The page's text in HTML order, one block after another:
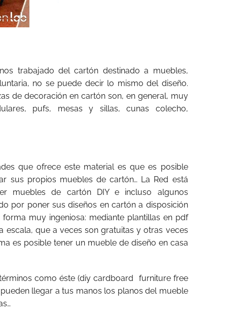
trabajado del cartón destinado a muebles,
no se puede decir lo mismo del diseño.
de decoración en cartón son, en general, muy
pufs, mesas y sillas, cunas colecho,
que ofrece este material es que es posible
sus propios muebles de cartón… La Red está
muebles de cartón DIY e incluso algunos
por poner sus diseños en cartón a disposición
muy ingeniosa: mediante plantillas en pdf
escala, que a veces son gratuitas y otras veces
es posible tener un mueble de diseño en casa
como éste (diy cardboard furniture free
llegar a tus manos los planos del mueble